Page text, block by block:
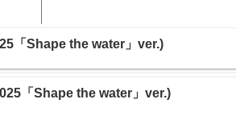
「Shape the water」ver.)
「Shape the water」ver.)